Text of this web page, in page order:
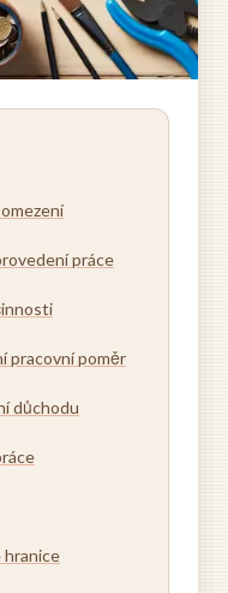
práce
pracovní poměr
důchodu
hranice